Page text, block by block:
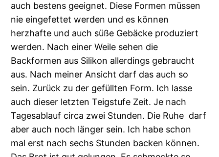
auch bestens geeignet. Diese Formen müssen
nie eingefettet werden und es können
herzhafte und auch süße Gebäcke produziert
werden. Nach einer Weile sehen die
Backformen aus Silikon allerdings gebraucht
aus. Nach meiner Ansicht darf das auch so
sein. Zurück zu der gefüllten Form. Ich lasse
auch dieser letzten Teigstufe Zeit. Je nach
Tagesablauf circa zwei Stunden. Die Ruhe darf
aber auch noch länger sein. Ich habe schon
mal erst nach sechs Stunden backen können.